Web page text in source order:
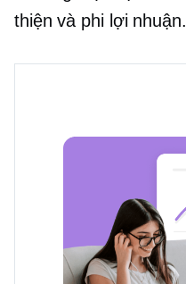
thiện và phi lợi nhuận.